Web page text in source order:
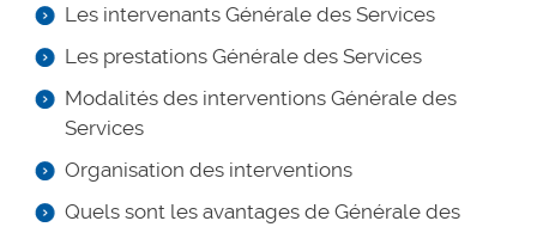
Les intervenants Générale des Services
Les prestations Générale des Services
Modalités des interventions Générale des
Services
Organisation des interventions
Quels sont les avantages de Générale des